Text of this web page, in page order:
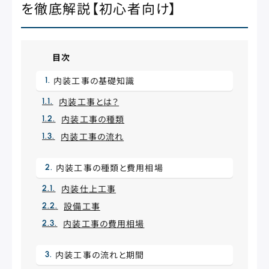
を徹底解説【初心者向け】
目次
内装工事の基礎知識
内装工事とは？
内装工事の種類
内装工事の流れ
内装工事の種類と費用相場
内装仕上工事
設備工事
内装工事の費用相場
内装工事の流れと期間